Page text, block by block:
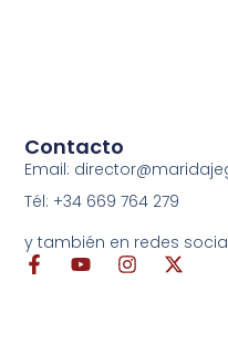
Contacto
Email:
Tél: +34 669 764 279
y también en redes